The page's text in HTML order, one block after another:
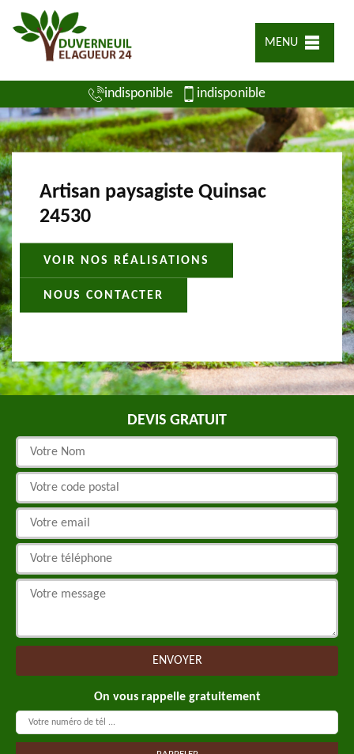
MENU
indisponible indisponible
Artisan paysagiste Quinsac
24530
VOIR NOS RÉALISATIONS
NOUS CONTACTER
DEVIS GRATUIT
On vous rappelle gratuitement